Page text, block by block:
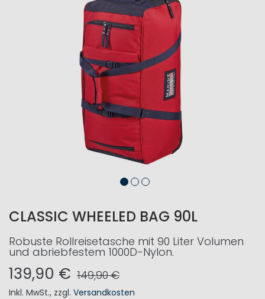
CLASSIC WHEELED BAG 90L
Robuste Rollreisetasche mit 90 Liter Volumen
und abriebfestem 1000D-Nylon.
139,90 € 149,90 €
Inkl. MwSt., zzgl. Versandkosten